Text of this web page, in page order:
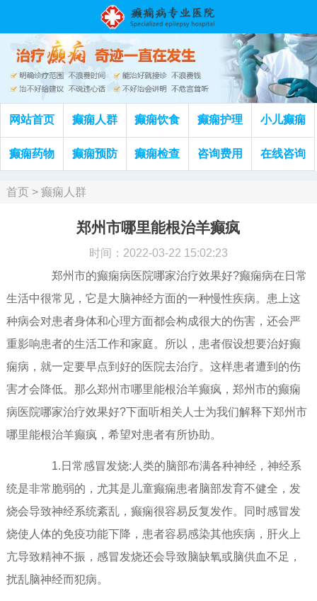
网站首页 癫痫人群 癫痫饮食 癫痫护理 小儿癫痫
癫痫药物 癫痫预防 癫痫检查 咨询费用 在线咨询
首页> 癫痫人群
郑州市哪里能根治羊癫疯
时间：2022-03-22 15:02:23
郑州市的癫痫病医院哪家治疗效果好?癫痫病在日常
生活中很常见，它是大脑神经方面的一种慢性疾病。患上这
种病会对患者身体和心理方面都会构成很大的伤害，还会严
重影响患者的生活工作和家庭。所以，患者假设想要治好癫
痫病，就一定要早点到好的医院去治疗。这样患者遭到的伤
害才会降低。那么郑州市哪里能根治羊癫疯，郑州市的癫痫
病医院哪家治疗效果好?下面听相关人士为我们解释下郑州市
哪里能根治羊癫疯，希望对患者有所协助。
1.日常感冒发烧:人类的脑部布满各种神经，神经系
统是非常脆弱的，尤其是儿童癫痫患者脑部发育不健全，发
烧会导致神经系统紊乱，癫痫很容易反复发作。同时感冒发
烧使人体的免疫功能下降，患者容易感染其他疾病，肝火上
亢导致精神不振，感冒发烧还会导致脑缺氧或脑供血不足，
扰乱脑神经而犯病。